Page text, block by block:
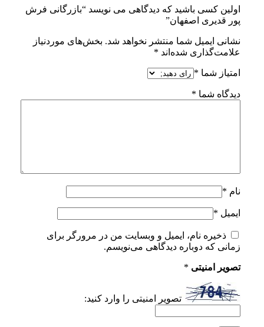
اولین کسی باشید که دیدگاهی می نویسد “بازرگانی فرش
پور قدیری اصفهان”
نشانی ایمیل شما منتشر نخواهد شد. بخش‌های موردنیاز
علامت‌گذاری شده‌اند *
امتیاز شما *
دیدگاه شما *
نام *
ایمیل *
ذخیره نام، ایمیل و وبسایت من در مرورگر برای
زمانی که دوباره دیدگاهی می‌نویسم.
تصویر امنیتی *
تصویر امنیتی را وارد کنید: